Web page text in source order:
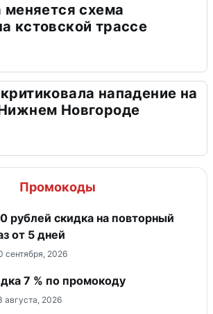
меняется схема
кстовской трассе
нападение на
Новгороде
Промокоды
рублей скидка на повторный
от 5 дней
сентября, 2026
7 % по промокоду
августа, 2026